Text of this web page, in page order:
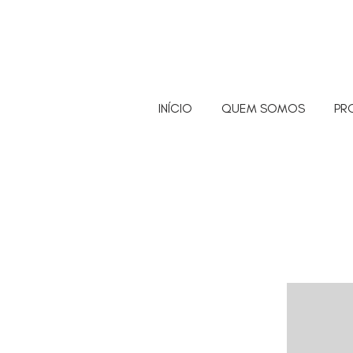
INÍCIO QUEM SOMOS